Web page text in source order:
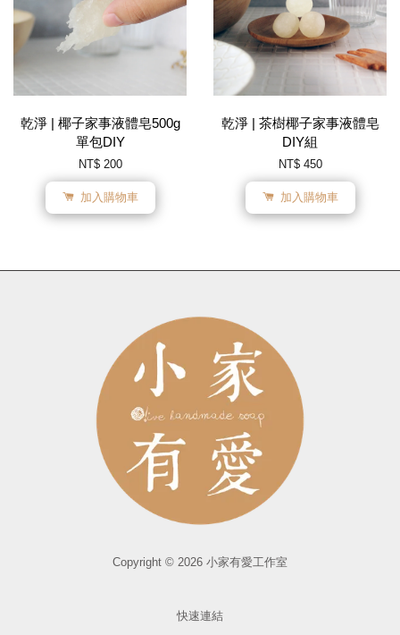
乾淨 | 椰子家事液體皂500g
單包DIY
NT$ 200
加入購物車
乾淨 | 茶樹椰子家事液體皂
DIY組
NT$ 450
加入購物車
Copyright © 2026 小家有愛工作室
快速連結